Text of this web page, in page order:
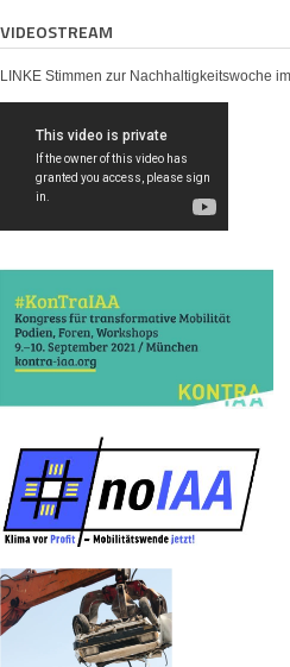
VIDEOSTREAM
LINKE Stimmen zur Nachhaltigkeitswoche